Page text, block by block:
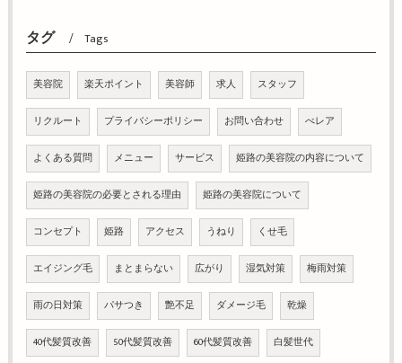
タグ Tags
美容院 楽天ポイント 美容師 求人 スタッフ
リクルート プライバシーポリシー お問い合わせ べレア
よくある質問 メニュー サービス 姫路の美容院の内容について
姫路の美容院の必要とされる理由 姫路の美容院について
コンセプト 姫路 アクセス うねり くせ毛
エイジング毛 まとまらない 広がり 湿気対策 梅雨対策
雨の日対策 パサつき 艶不足 ダメージ毛 乾燥
40代髪質改善 50代髪質改善 60代髪質改善 白髪世代